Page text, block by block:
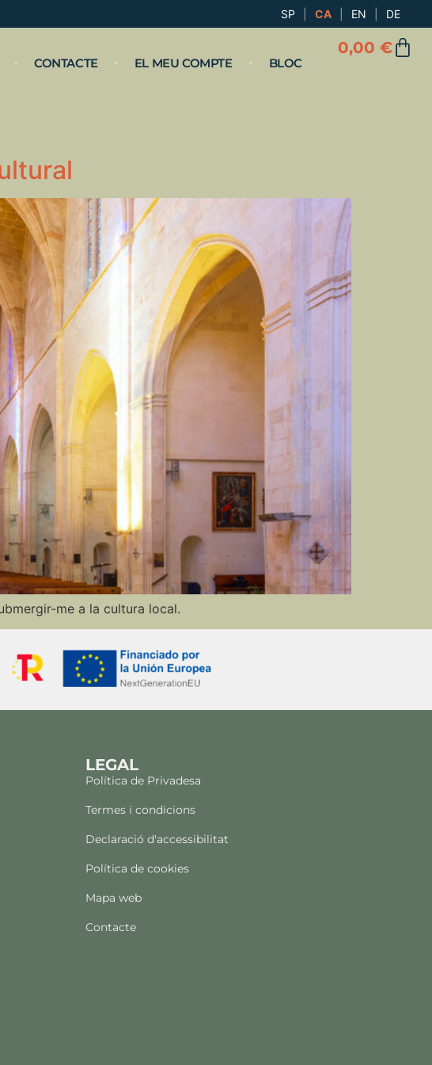
SP CA EN DE
0,00 €
CONTACTE EL MEU COMPTE BLOC
me a la cultura local.
LEGAL
Política de Privadesa
Termes i condicions
Declaració d'accessibilitat
Política de cookies
Mapa web
Contacte